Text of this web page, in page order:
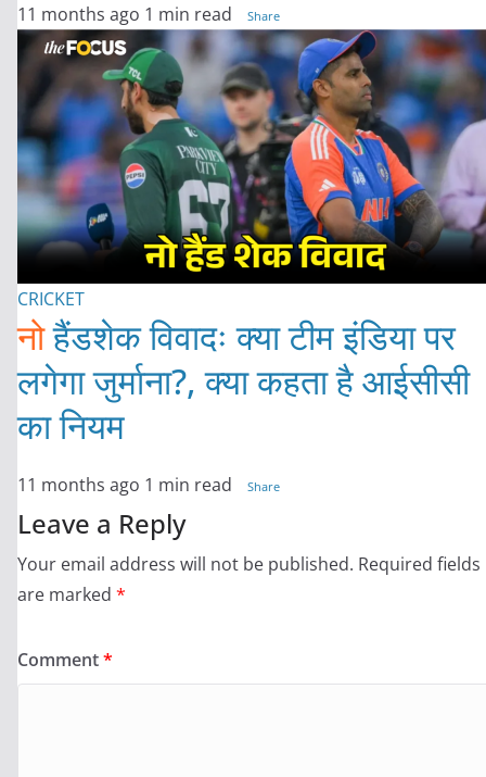
11 months ago 1 min read Share
CRICKET
नोहैंडशेक विवादः क्या टीम इंडिया पर
लगेगा जुर्माना?, क्या कहता है आईसीसी
का नियम
11 months ago 1 min read Share
Leave a Reply
Your email address will not be published. Required fields
are marked *
Comment*